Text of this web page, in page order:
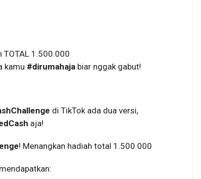
TOTAL 1.500.000
kamu #dirumahaja biar nggak gabut!
di TikTok ada dua versi,
aja!
! Menangkan hadiah total 1.500.000